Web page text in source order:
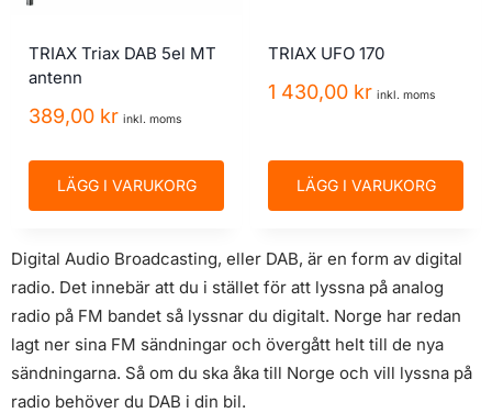
TRIAX Triax DAB 5el MT
antenn
389,00 kr inkl. moms
LÄGG I VARUKORG
TRIAX UFO 170
1 430,00 kr inkl. moms
LÄGG I VARUKORG
Digital Audio Broadcasting, eller DAB, är en form av digital
radio. Det innebär att du i stället för att lyssna på analog
radio på FM bandet så lyssnar du digitalt. Norge har redan
lagt ner sina FM sändningar och övergått helt till de nya
sändningarna. Så om du ska åka till Norge och vill lyssna på
radio behöver du DAB i din bil.